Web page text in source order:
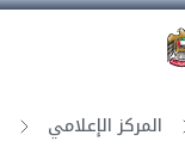
المركز الإعلامي